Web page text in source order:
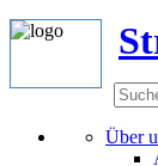
Über